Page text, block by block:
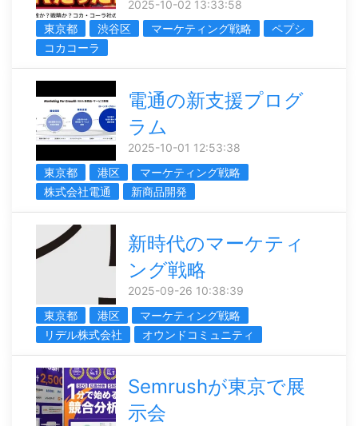
2025-10-02 13:33:58
東京都
渋谷区 マーケティング戦略
ペプシ
コカコーラ
電通の新支援プログ
ラム
2025-10-01 12:53:38
東京都
港区
マーケティング戦略
株式会社電通
新商品開発
新時代のマーケティ
ング戦略
2025-09-26 10:38:39
東京都
港区
マーケティング戦略
リデル株式会社
オウンドコミュニティ
Semrushが東京で展
示会